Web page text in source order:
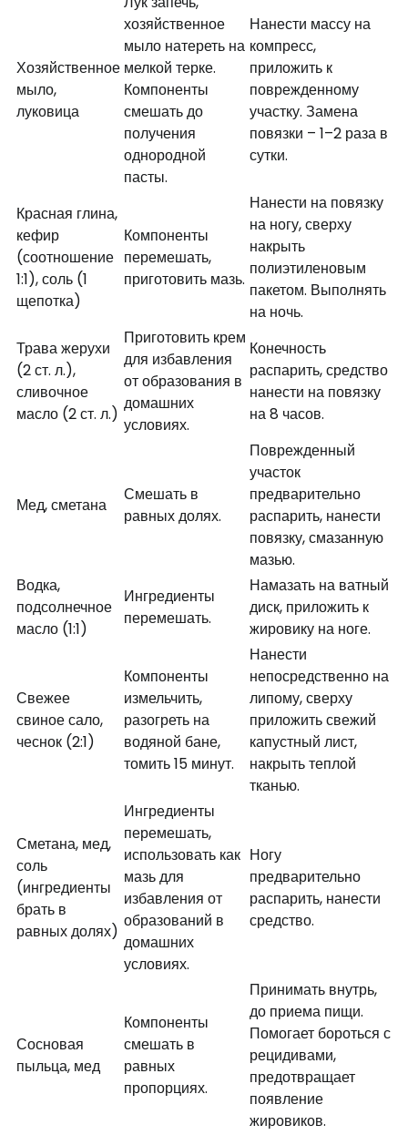
Хозяйственное
мыло,
луковица
хозяйственное
мыло натереть на
мелкой терке.
Компоненты
смешать до
получения
однородной
пасты.
Нанести массу на
компресс,
приложить к
поврежденному
участку. Замена
повязки – 1–2 раза в
сутки.
Красная глина,
кефир
(соотношение
1:1), соль (1
щепотка)
Компоненты
перемешать,
приготовить мазь.
Нанести на повязку
на ногу, сверху
накрыть
полиэтиленовым
пакетом. Выполнять
на ночь.
Трава жерухи
(2 ст. л.),
сливочное
масло (2 ст. л.)
Приготовить крем
для избавления
от образования в
домашних
условиях.
Конечность
распарить, средство
нанести на повязку
на 8 часов.
Мед, сметана
Смешать в
равных долях.
Поврежденный
участок
предварительно
распарить, нанести
повязку, смазанную
мазью.
Водка,
подсолнечное
масло (1:1)
Ингредиенты
перемешать.
Намазать на ватный
диск, приложить к
жировику на ноге.
Свежее
свиное сало,
чеснок (2:1)
Компоненты
измельчить,
разогреть на
водяной бане,
томить 15 минут.
Нанести
непосредственно на
липому, сверху
приложить свежий
капустный лист,
накрыть теплой
тканью.
Сметана, мед,
соль
(ингредиенты
брать в
равных долях)
Ингредиенты
перемешать,
использовать как
мазь для
избавления от
образований в
домашних
условиях.
Ногу
предварительно
распарить, нанести
средство.
Сосновая
пыльца, мед
Компоненты
смешать в
равных
пропорциях.
Принимать внутрь,
до приема пищи.
Помогает бороться с
рецидивами,
предотвращает
появление
жировиков.